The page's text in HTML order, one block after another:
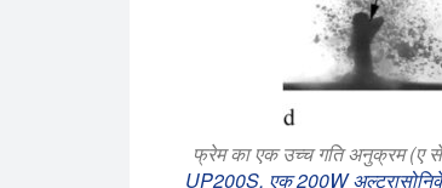
फ्रेम का एक उच्च गति अनुक्रम (ए
UP200S, एक 200W